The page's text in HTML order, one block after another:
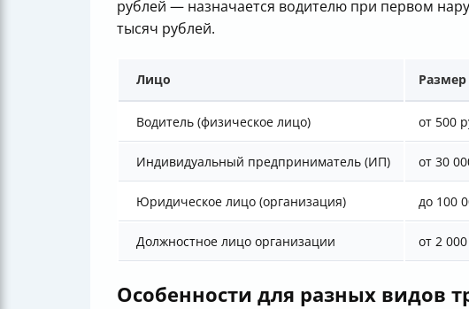
рублей — назначается водителю при первом
тысяч рублей.
Лицо
Водитель (физическое лицо) от 500
Индивидуальный предприниматель (ИП) от 30
Юридическое лицо (организация) до 100
Должностное лицо организации от 2
Особенности для разных видов